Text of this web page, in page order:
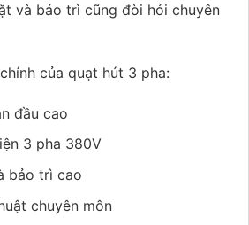
và bảo trì cũng đòi hỏi chuyên
của quạt hút 3 pha:
đầu cao
3 pha 380V
bảo trì cao
chuyên môn